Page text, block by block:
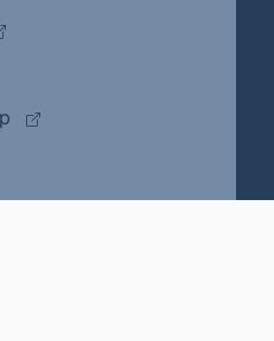
oldalra ugrik)
ugrik)
(külső oldalra ugrik)
(külső oldalra ugrik)